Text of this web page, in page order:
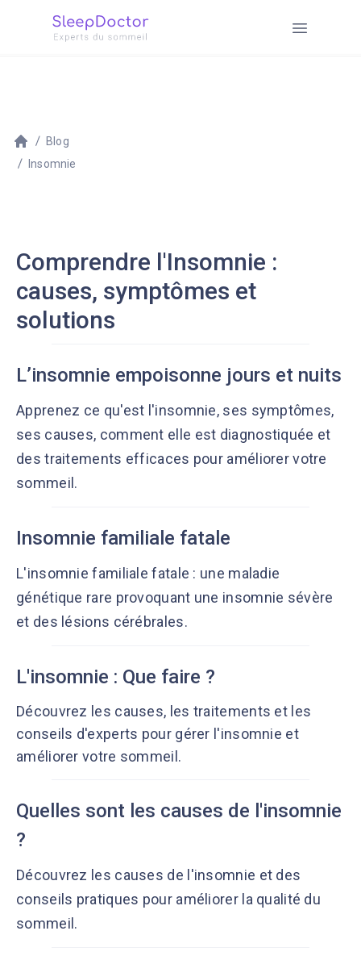
Blog
Insomnie
Comprendre l'Insomnie :
causes, symptômes et
solutions
L’insomnie empoisonne jours et nuits
Apprenez ce qu'est l'insomnie, ses symptômes,
ses causes, comment elle est diagnostiquée et
des traitements efficaces pour améliorer votre
sommeil.
Insomnie familiale fatale
L'insomnie familiale fatale : une maladie
génétique rare provoquant une insomnie sévère
et des lésions cérébrales.
L'insomnie : Que faire ?
Découvrez les causes, les traitements et les
conseils d'experts pour gérer l'insomnie et
améliorer votre sommeil.
Quelles sont les causes de l'insomnie
?
Découvrez les causes de l'insomnie et des
conseils pratiques pour améliorer la qualité du
sommeil.